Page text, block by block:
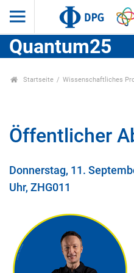
Quantum25
Startseite Wissenschaftliches
Öffentlicher
Donnerstag, 11.
Uhr, ZHG011